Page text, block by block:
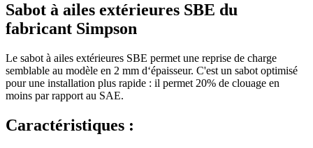
Sabot à ailes extérieures SBE du
fabricant Simpson
Le sabot à ailes extérieures SBE permet une reprise de charge
semblable au modèle en 2 mm d‘épaisseur. C'est un sabot optimisé
pour une installation plus rapide : il permet 20% de clouage en
moins par rapport au SAE.
Caractéristiques :